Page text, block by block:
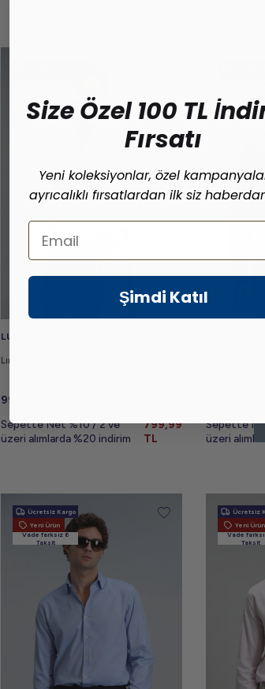
LUFIAN
Lıne Erkek Basic Gömlek Comfort Fit
999,99
Sepette Net %10 / 2 ve
üzeri alımlarda %20 indirim
799,99
TL
Sepette
üzeri
Ücretsiz Kargo
Yeni Ürün
Vade farksız 6
Taksit
Ücretsiz
Yeni Ürün
Vade
Taksit
Size Özel 100 TL
Fırsatı
Yeni koleksiyonlar, özel
ayrıcalıklı fırsatlardan ilk siz
Email
Şimdi Katıl